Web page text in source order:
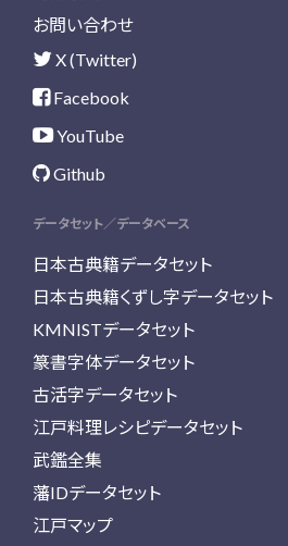
お問い合わせ
X (Twitter)
Facebook
YouTube
Github
データセット／データベース
日本古典籍データセット
日本古典籍くずし字データセット
KMNISTデータセット
篆書字体データセット
古活字データセット
江戸料理レシピデータセット
武鑑全集
藩IDデータセット
江戸マップ